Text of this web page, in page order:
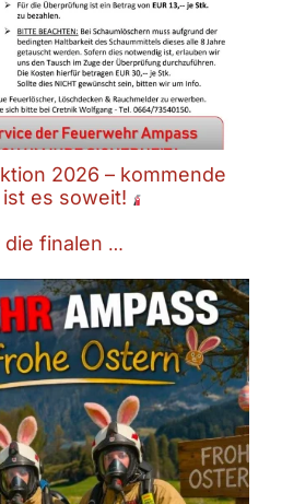
2026 – kommende
es soweit!
die finalen …
für euch im Einsatz – passt auf euch
auf!
Apr. 5